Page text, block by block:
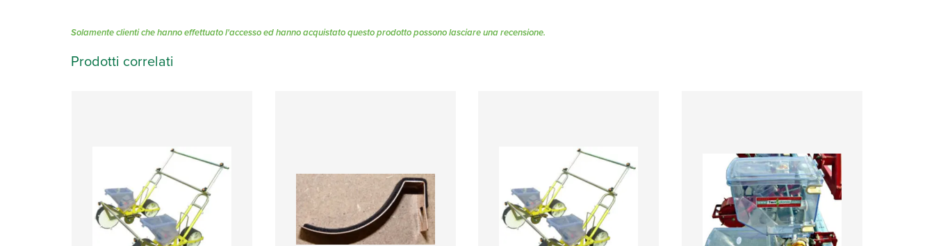
Solamente clienti che hanno effettuato l'accesso ed hanno acquistato questo prodotto possono lasciare una recensione.
Prodotti correlati